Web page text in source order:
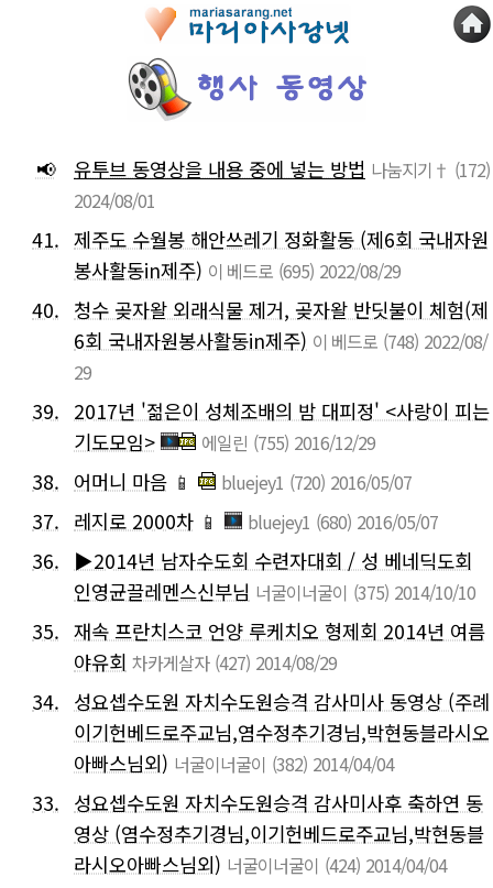
📢 유투브 동영상을 내용 중에 넣는 방법 나눔지기† (172)
2024/08/01
41. 제주도 수월봉 해안쓰레기 정화활동 (제6회 국내자원
봉사활동in제주) 이 베드로 (695) 2022/08/29
40. 청수 곶자왈 외래식물 제거, 곶자왈 반딧불이 체험(제
6회 국내자원봉사활동in제주) 이 베드로 (748) 2022/08/
29
39. 2017년 '젊은이 성체조배의 밤 대피정' <사랑이 피는
기도모임>
에일린 (755) 2016/12/29
38. 어머니 마음 📱 bluejey1 (720) 2016/05/07
37. 레지로 2000차 📱 bluejey1 (680) 2016/05/07
36.
▶2014년 남자수도회 수련자대회 / 성 베네딕도회
인영균끌레멘스신부님 너굴이너굴이 (375) 2014/10/10
35. 재속 프란치스코 언양 루케치오 형제회 2014년 여름
야유회 차카게살자 (427) 2014/08/29
34. 성요셉수도원 자치수도원승격 감사미사 동영상 (주례
이기헌베드로주교님,염수정추기경님,박현동블라시오
아빠스님외) 너굴이너굴이 (382) 2014/04/04
33. 성요셉수도원 자치수도원승격 감사미사후 축하연 동
영상 (염수정추기경님,이기헌베드로주교님,박현동블
라시오아빠스님외) 너굴이너굴이 (424) 2014/04/04